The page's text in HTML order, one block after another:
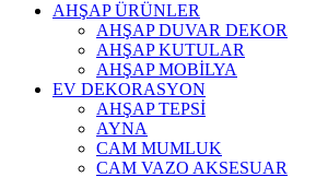
AHŞAP ÜRÜNLER
AHŞAP DUVAR DEKOR
AHŞAP KUTULAR
AHŞAP MOBİLYA
EV DEKORASYON
AHŞAP TEPSİ
AYNA
CAM MUMLUK
CAM VAZO AKSESUAR